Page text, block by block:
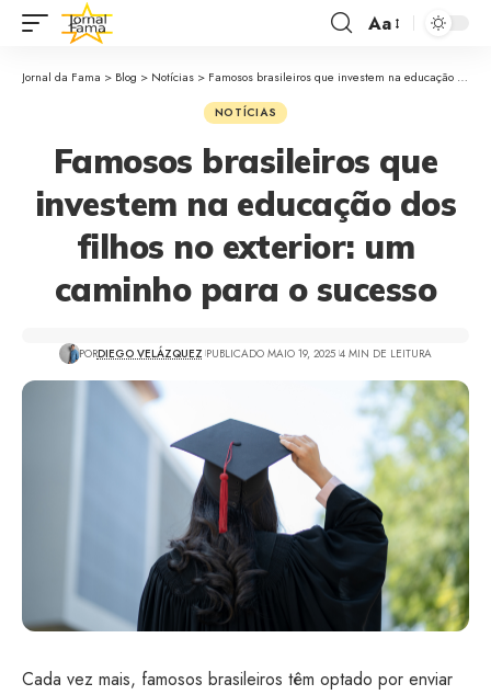
Aa
Jornal da Fama > Blog > Notícias > Famosos brasileiros que investem na educação dos filhos no exterior: um caminho para o sucesso
NOTÍCIAS
Famosos brasileiros que
investem na educação dos
filhos no exterior: um
caminho para o sucesso
PORDIEGO VELÁZQUEZ PUBLICADO MAIO 19, 2025 4 MIN DE LEITURA
Cada vez mais, famosos brasileiros têm optado por enviar